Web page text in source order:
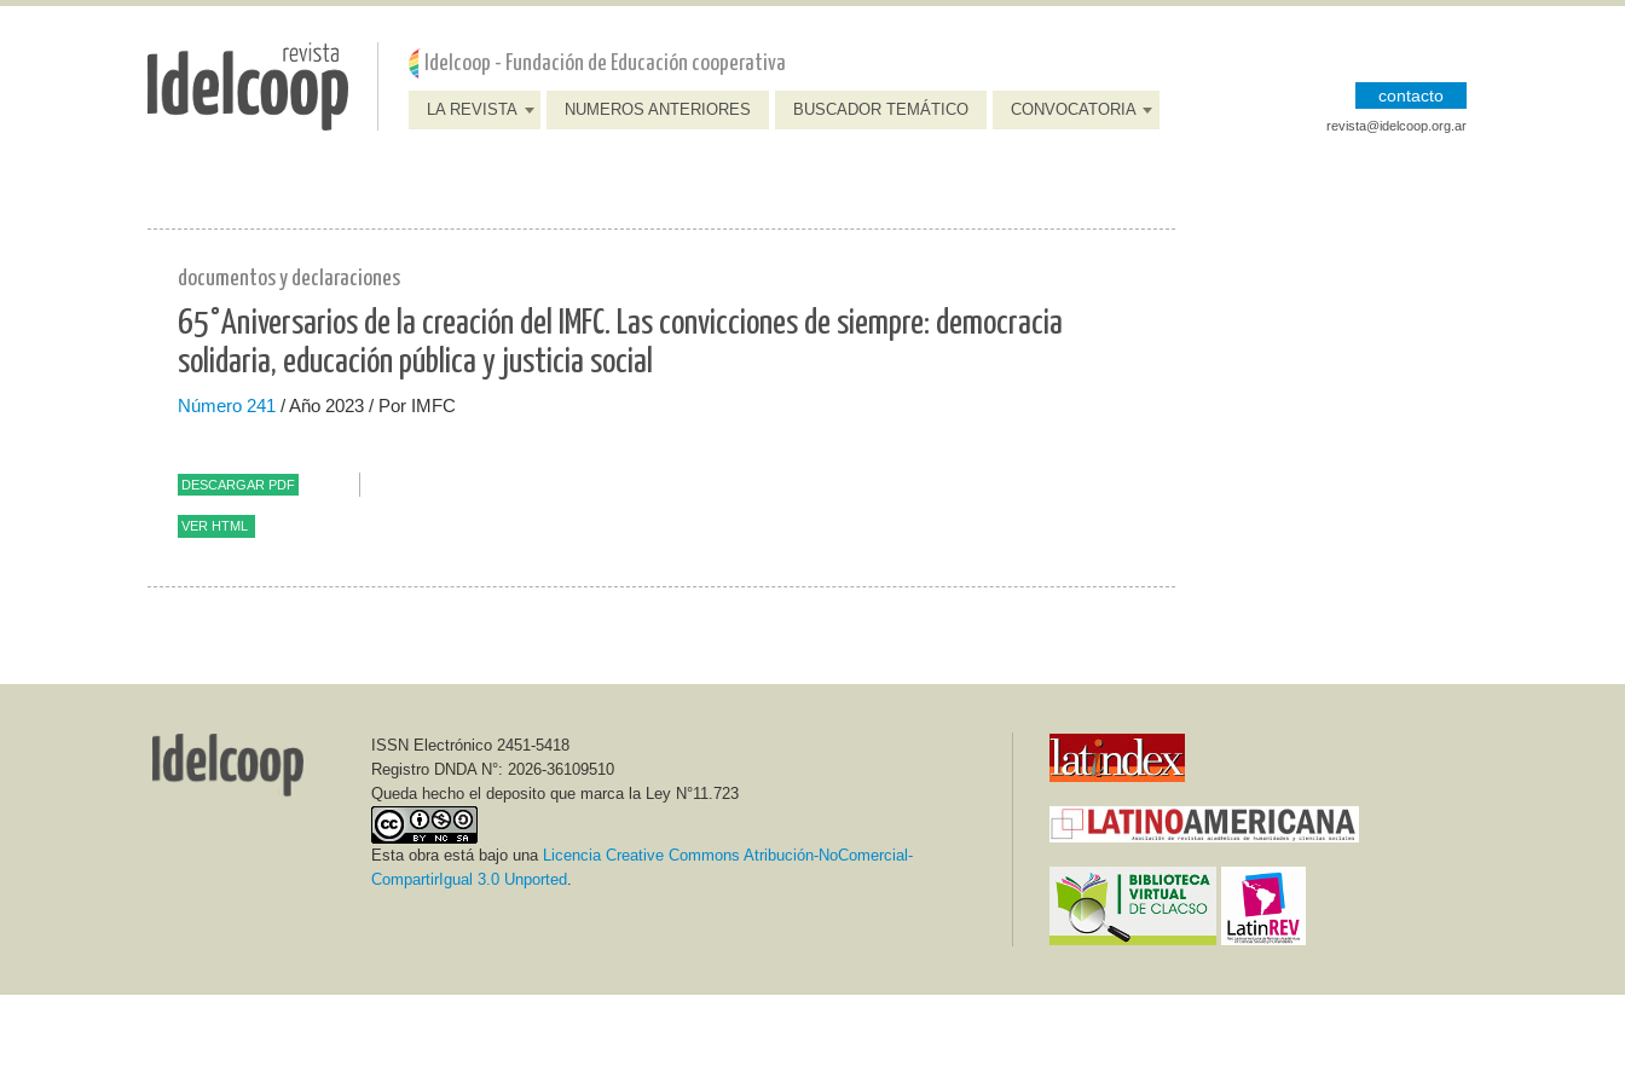
Pasar al contenido principal
Jump to main content Idelcoop - Fundación de Educación cooperativa
LA REVISTA NUMEROS ANTERIORES BUSCADOR TEMÁTICO CONVOCATORIA
contacto
revista@idelcoop.org.ar
documentos y declaraciones
65°Aniversarios de la creación del IMFC. Las convicciones de siempre: democracia
solidaria, educación pública y justicia social
Número 241 / Año 2023 / Por IMFC
DESCARGAR PDF
VER HTML
Buenos Aires, 23 de noviembre de 2023
65º Aniversario de la Creación del IMFC
vida de nuestra democracia, que cumple 40 años.
ISSN Electrónico 2451-5418
Registro DNDA N°: 2026-36109510
Queda hecho el deposito que marca la Ley N°11.723
Esta obra está bajo una Licencia Creative Commons Atribución-NoComercial-
CompartirIgual 3.0 Unported.